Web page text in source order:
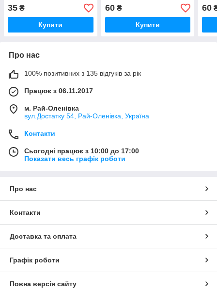
35 ₴
Купити
60₴
Купити
60
Про нас
100% позитивних з 135 відгуків за рік
Працює з 06.11.2017
м. Рай-Оленівка
вул.Достатку 54, Рай-Оленівка, Україна
Контакти
Сьогодні працює з 10:00 до 17:00
Показати весь графік роботи
Про нас
Контакти
Доставка та оплата
Графік роботи
Повна версія сайту